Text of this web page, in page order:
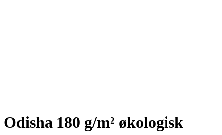
Odisha 180 g/m² økologisk